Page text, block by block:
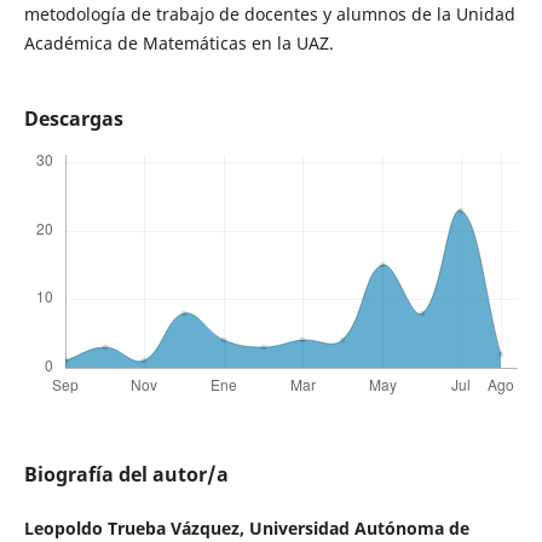
metodología de trabajo de docentes y alumnos de la Unidad
Académica de Matemáticas en la UAZ.
Descargas
Biografía del autor/a
Leopoldo Trueba Vázquez, Universidad Autónoma de